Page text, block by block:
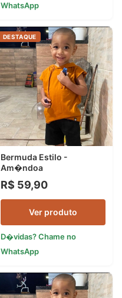
WhatsApp
DESTAQUE
Bermuda Estilo -
Am�ndoa
R$ 59,90
Ver produto
D�vidas? Chame no
WhatsApp